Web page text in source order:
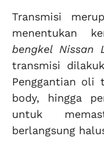
Transmisi
menentukan
bengkel Nissan
transmisi
Penggantian oli
body, hingga
untuk
berlangsung